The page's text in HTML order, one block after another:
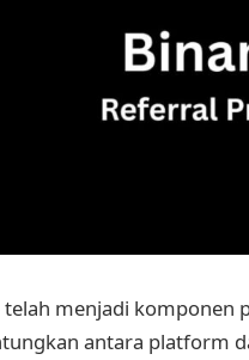
menjadi komponen
antara platform